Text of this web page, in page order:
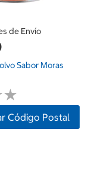
de Envío
Sabor Moras
★
★
Código Postal